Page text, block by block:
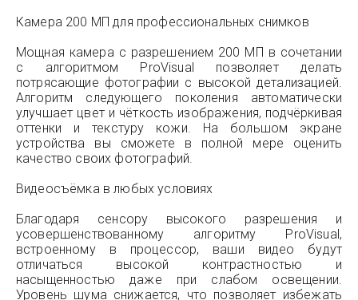
Камера 200 МП для профессиональных снимков
Мощная камера с разрешением 200 МП в сочетании
с алгоритмом ProVisual позволяет делать
потрясающие фотографии с высокой детализацией.
Алгоритм следующего поколения автоматически
улучшает цвет и чёткость изображения, подчёркивая
оттенки и текстуру кожи. На большом экране
устройства вы сможете в полной мере оценить
качество своих фотографий.
Видеосъёмка в любых условиях
Благодаря сенсору высокого разрешения и
усовершенствованному алгоритму ProVisual,
встроенному в процессор, ваши видео будут
отличаться высокой контрастностью и
насыщенностью даже при слабом освещении.
Уровень шума снижается, что позволяет избежать